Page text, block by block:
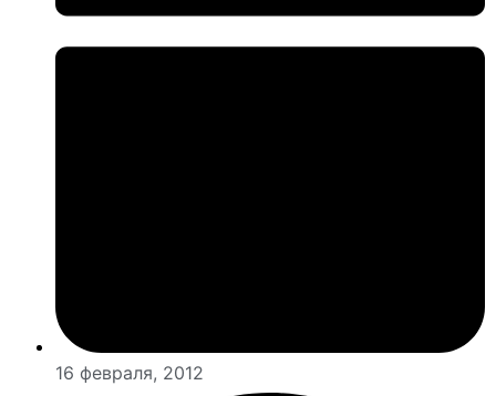
16 февраля, 2012